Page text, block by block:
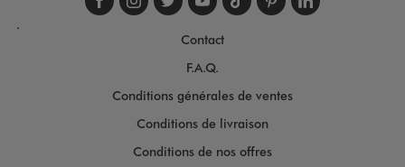
Suivez-nous sur
Suivez-nous sur
Suivez-nous sur
Suivez-nous
Suivez-nous
Suivez-
.
Contact
F.A.Q.
Conditions générales de ventes
Conditions de livraison
Conditions de nos offres